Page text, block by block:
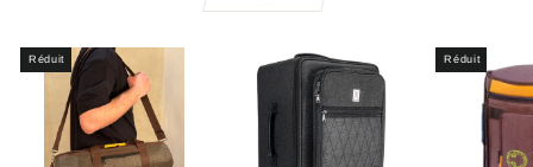
Réduit Réduit